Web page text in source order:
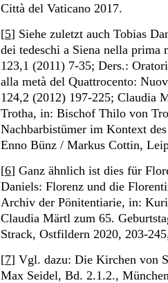
Città del Vaticano 2017.
[5] Siehe zuletzt auch Tobias
dei tedeschi a Siena nella prima
123,1 (2011) 7-35; Ders.:
alla metà del Quattrocento:
124,2 (2012) 197-225; Claudia
Trotha, in: Bischof Thilo von
Nachbarbistümer im Kontext
Enno Bünz / Markus Cottin,
[6] Ganz ähnlich ist dies für
Daniels: Florenz und die
Archiv der Pönitentiarie, in:
Claudia Märtl zum 65.
Strack, Ostfildern 2020, 203-
[7] Vgl. dazu: Die Kirchen von
Max Seidel, Bd. 2.1.2.,